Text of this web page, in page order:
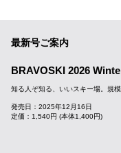
最新号ご案内
BRAVOSKI 2026
知る人ぞ知る、いいスキー場。規
発売日：2025年12月16日
定価：1,540円 (本体1,400円)